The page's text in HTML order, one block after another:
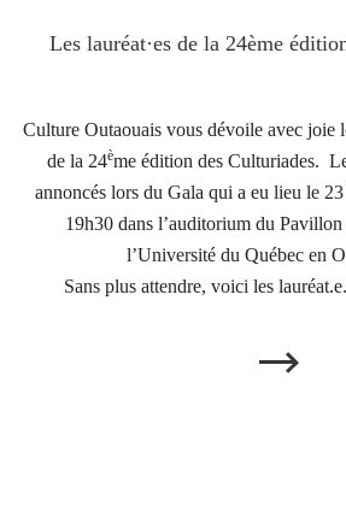
Les lauréat·es de la 24ème
Culture Outaouais vous dévoile avec joie
de la 24ème édition des Culturiades.
annoncés lors du Gala qui a eu lieu le
19h30 dans l’auditorium du
l’Université du Québec en
Sans plus attendre, voici les